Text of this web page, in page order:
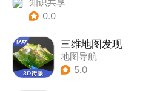
知识共享
0.0
三维地图发现
地图导航
5.0